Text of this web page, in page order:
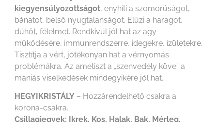
kiegyensúlyozottságot, enyhíti a szomorúságot,
bánatot, belső nyugtalanságot. Elűzi a haragot,
dühöt, félelmet. Rendkívül jól hat az agy
működésére, immunrendszerre, idegekre, ízületekre.
Tisztítja a vért, jótékonyan hat a vérnyomás
problémákra. Az ametiszt a „szenvedély köve” a
mániás viselkedések mindegyikére jól hat.
HEGYIKRISTÁLY – Hozzárendelhető csakra a
korona-csakra.
Csillagjegyek: Ikrek, Kos, Halak, Bak, Mérleg,